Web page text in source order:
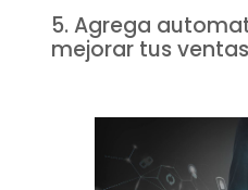
5. Agrega
mejorar tus ventas